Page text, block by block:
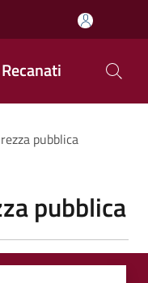
pubblica
pubblica